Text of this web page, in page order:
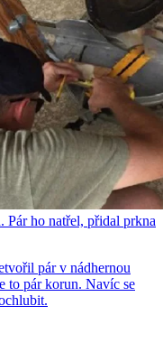
Pár ho natřel, přidal prkna
pár v nádhernou
to pár korun. Navíc se